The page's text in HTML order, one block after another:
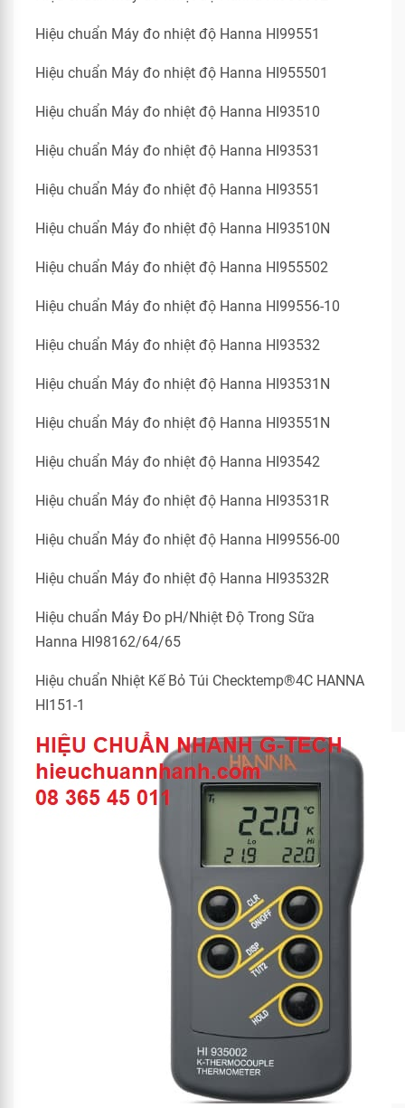
Hiệu chuẩn Máy đo nhiệt độ Hanna HI99551
Hiệu chuẩn Máy đo nhiệt độ Hanna HI955501
Hiệu chuẩn Máy đo nhiệt độ Hanna HI93510
Hiệu chuẩn Máy đo nhiệt độ Hanna HI93531
Hiệu chuẩn Máy đo nhiệt độ Hanna HI93551
Hiệu chuẩn Máy đo nhiệt độ Hanna HI93510N
Hiệu chuẩn Máy đo nhiệt độ Hanna HI955502
Hiệu chuẩn Máy đo nhiệt độ Hanna HI99556-10
Hiệu chuẩn Máy đo nhiệt độ Hanna HI93532
Hiệu chuẩn Máy đo nhiệt độ Hanna HI93531N
Hiệu chuẩn Máy đo nhiệt độ Hanna HI93551N
Hiệu chuẩn Máy đo nhiệt độ Hanna HI93542
Hiệu chuẩn Máy đo nhiệt độ Hanna HI93531R
Hiệu chuẩn Máy đo nhiệt độ Hanna HI99556-00
Hiệu chuẩn Máy đo nhiệt độ Hanna HI93532R
Hiệu chuẩn Máy Đo pH/Nhiệt Độ Trong Sữa
Hanna HI98162/64/65
Hiệu chuẩn Nhiệt Kế Bỏ Túi Checktemp®4C HANNA
HI151-1